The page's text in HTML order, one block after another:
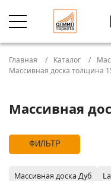
Главная Каталог
Массивная доска толщина
Массивная
ФИЛЬТР
Массивная доска Дуб